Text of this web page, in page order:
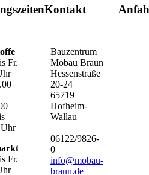
Fr.
Fr.
Kontakt
Bauzentrum
Mobau Braun
Hessenstraße
20-24
65719
Hofheim-
Wallau
06122/9826-
0
info@mobau-
braun.de